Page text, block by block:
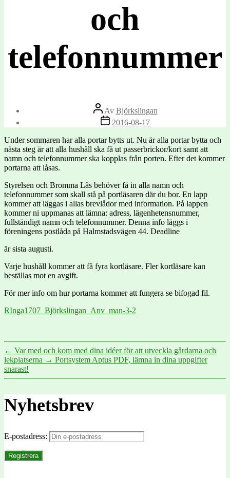
och
telefonnummer
Inläggsförfattare
Av Björkslingan
Inläggsdatum
2016-08-17
Under sommaren har alla portar bytts ut. Nu är alla portar bytta och
nästa steg är att alla hushåll ska få ut passerbrickor/kort samt att
namn och telefonnummer ska kopplas från porten. Efter det kommer
portarna att låsas.
Styrelsen och Bromma Lås behöver få in alla namn och
telefonnummer som skall stå på portläsaren där du bor. En lapp
kommer att läggas i allas brevlådor med information. På lappen
kommer ni uppmanas att lämna: adress, lägenhetensnummer,
fullständigt namn och telefonnummer. Denna info läggs i
föreningens postlåda på Halmstadsvägen 44. Deadline
är sista augusti.
Varje hushåll kommer att få fyra kortläsare. Fler kortläsare kan
beställas mot en avgift.
För mer info om hur portarna kommer att fungera se bifogad fil.
RInga1707_Björkslingan_Anv_man-3-2
← Var med och kom med dina idéer för att utveckla gårdarna och
lekplatserna → Portsystem Aptus PDF, lämna in dina uppgifter
snarast!
Nyhetsbrev
E-postadress: